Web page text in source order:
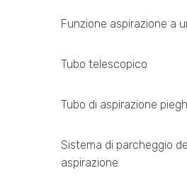
Funzione aspirazione a
Tubo telescopico
Tubo di aspirazione
Sistema di parcheggio
aspirazione